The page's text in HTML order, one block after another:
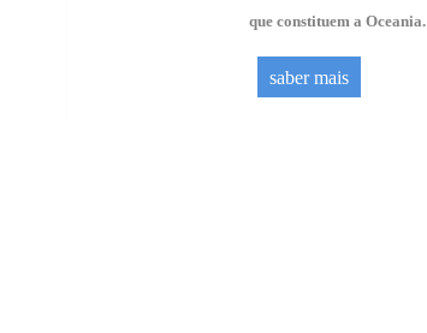
que constituem a Oceania.
saber mais